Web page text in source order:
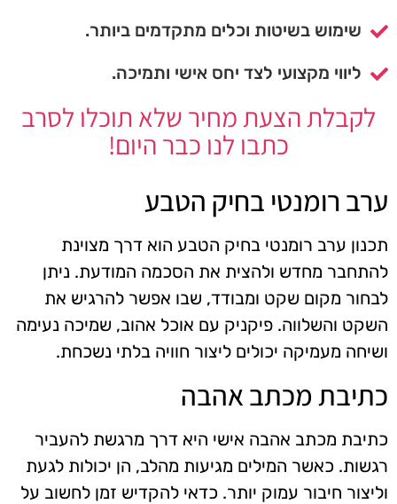
שימוש בשיטות וכלים מתקדמים ביותר.
ליווי מקצועי לצד יחס אישי ותמיכה.
לקבלת הצעת מחיר שלא תוכלו לסרב
כתבו לנו כבר היום!
ערב רומנטי בחיק הטבע
תכנון ערב רומנטי בחיק הטבע הוא דרך מצוינת
להתחבר מחדש ולהצית את הסכמה המודעת. ניתן
לבחור מקום שקט ומבודד, שבו אפשר להרגיש את
השקט והשלווה. פיקניק עם אוכל אהוב, שמיכה נעימה
ושיחה מעמיקה יכולים ליצור חוויה בלתי נשכחת.
כתיבת מכתב אהבה
כתיבת מכתב אהבה אישי היא דרך מרגשת להעביר
רגשות. כאשר המילים מגיעות מהלב, הן יכולות לגעת
וליצור חיבור עמוק יותר. כדאי להקדיש זמן לחשוב על